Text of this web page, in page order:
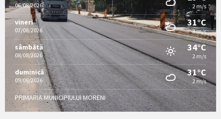
06/08/2026 2 m/s
vineri
07/08/2026
31°C
3 m/s
sâmbătă
08/08/2026
34°C
2 m/s
duminică
09/08/2026
31°C
2 m/s
PRIMARIA MUNICIPIULUI MORENI